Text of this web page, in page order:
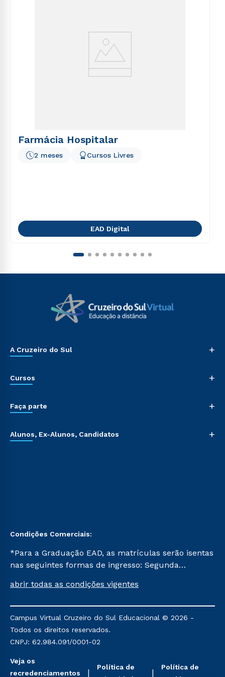
Farmácia Hospitalar
2 meses Cursos Livres
EAD Digital
A Cruzeiro do Sul +
Cursos +
Faça parte +
Alunos, Ex-Alunos, Candidatos +
Condições Comerciais:
*Para a Graduação EAD, as matrículas serão isentas
nas seguintes formas de ingresso: Segunda
Já para as demais, a taxa de matrícula será de R$
mencionadas são referentes aos cursos: Ensino
Religioso, Geografia para a Docência e Metodologia
do Ensino de História: Questões Atuais.
abrir todas as condições vigentes
Campus Virtual Cruzeiro do Sul Educacional © 2026 -
Todos os direitos reservados.
CNPJ: 62.984.091/0001-02
Veja os
recredenciamentos
Política de
Política de